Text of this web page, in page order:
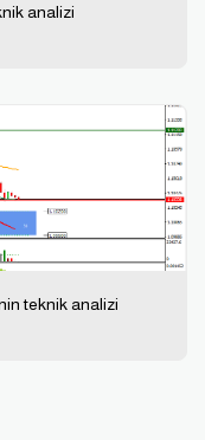
analizi
teknik analizi